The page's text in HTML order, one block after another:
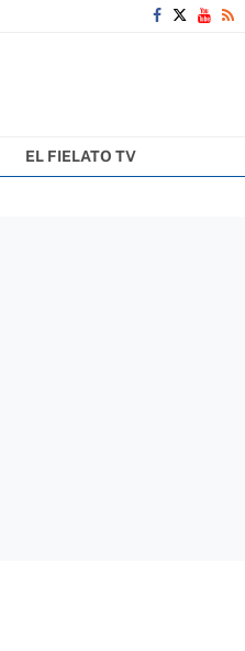
EL FIELATO TV